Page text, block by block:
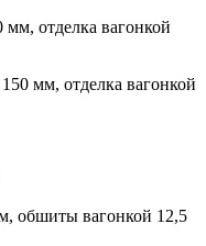
мм, отделка вагонкой
мм, отделка вагонкой
обшиты вагонкой 12,5